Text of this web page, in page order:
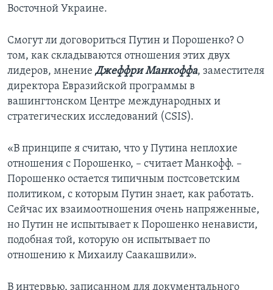
Восточной Украине.
Смогут ли договориться Путин и Порошенко? О
том, как складываются отношения этих двух
лидеров, мнение Джеффри Манкоффа, заместителя
директора Евразийской программы в
вашингтонском Центре международных и
стратегических исследований (CSIS).
«В принципе я считаю, что у Путина неплохие
отношения с Порошенко, – считает Манкофф. –
Порошенко остается типичным постсоветским
политиком, с которым Путин знает, как работать.
Сейчас их взаимоотношения очень напряженные,
но Путин не испытывает к Порошенко ненависти,
подобная той, которую он испытывает по
отношению к Михаилу Саакашвили».
В интервью, записанном для документального